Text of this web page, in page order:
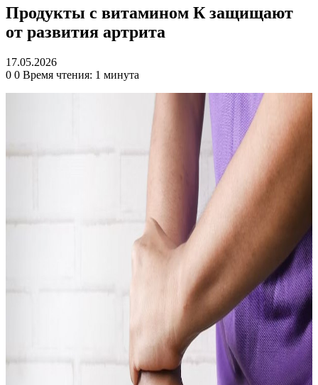
Продукты с витамином К защищают
от развития артрита
17.05.2026
0 0 Время чтения: 1 минута